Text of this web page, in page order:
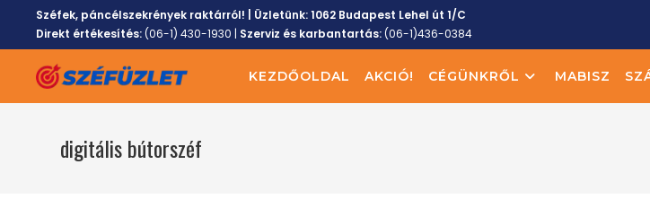
Széfek, páncélszekrények raktárról! | Üzletünk:1062 Budapest Lehel út 1/C
Direkt értékesítés:(06-1) 430-1930 | Szerviz és karbantartás:(06-1)436-0384
KEZDŐOLDAL AKCIÓ! CÉGÜNKRŐL MABISZ
digitális bútorszéf